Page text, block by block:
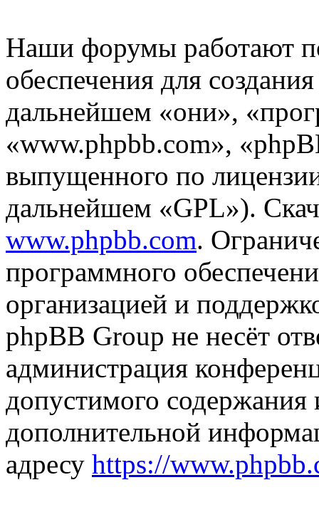
Наши форумы работают
обеспечения для
дальнейшем «они»,
«www.phpbb.com»,
выпущенного по
дальнейшем «GPL»).
www.phpbb.com.
программного
организацией и
phpBB Group не несёт
администрация
допустимого
дополнительной
адресу https://